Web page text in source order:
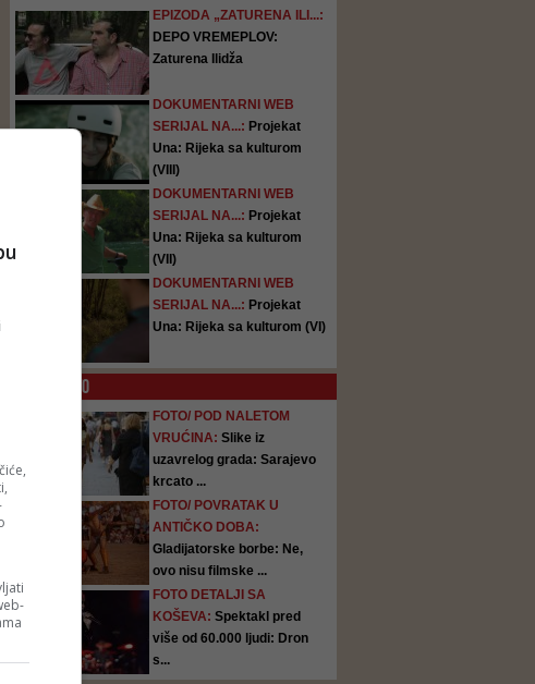
EPIZODA „ZATURENA ILI...:
DEPO VREMEPLOV:
Zaturena Ilidža
DOKUMENTARNI WEB
SERIJAL NA...: Projekat
Una: Rijeka sa kulturom
(VIII)
DOKUMENTARNI WEB
SERIJAL NA...: Projekat
Una: Rijeka sa kulturom
(VII)
DOKUMENTARNI WEB
SERIJAL NA...: Projekat
Una: Rijeka sa kulturom (VI)
FOTO
FOTO/ POD NALETOM
VRUĆINA: Slike iz
uzavrelog grada: Sarajevo
krcato ...
FOTO/ POVRATAK U
ANTIČKO DOBA:
Gladijatorske borbe: Ne,
ovo nisu filmske ...
FOTO DETALJI SA
KOŠEVA: Spektakl pred
više od 60.000 ljudi: Dron
s...